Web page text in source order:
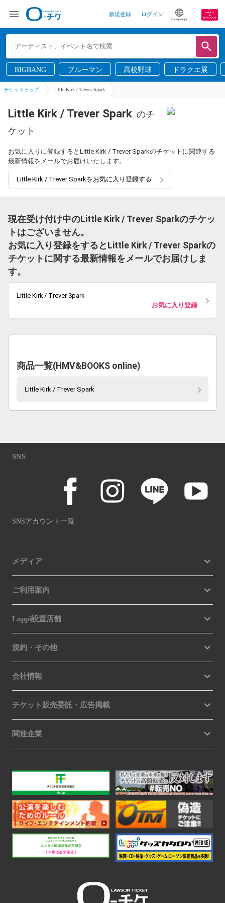
新規登録 ログイン
Language
BIGBANG ブルーマン 高校野球 ドラクエ展
チケットトップ Little Kirk / Trever Spark
Little Kirk / Trever Spark のチ
ケット
お気に入りに登録するとLittle Kirk / Trever Sparkのチケットに関連する
最新情報をメールでお届けいたします。
Little Kirk / Trever Sparkをお気に入り登録する
現在受け付け中のLittle Kirk / Trever Sparkのチケッ
トはございません。
お気に入り登録をするとLittle Kirk / Trever Sparkの
チケットに関する最新情報をメールでお届けしま
す。
Little Kirk / Trever Spark
お気に入り登録
商品一覧(HMV&BOOKS online)
Little Kirk / Trever Spark
SNS
SNSアカウント一覧
メディア
ご利用案内
Loppi設置店舗
規約・その他
会社情報
チケット販売委託・広告掲載
関連企業